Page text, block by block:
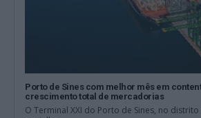
Porto de Sines com melhor mês em
crescimento total de mercadorias
O Terminal XXI do Porto de Sines, no